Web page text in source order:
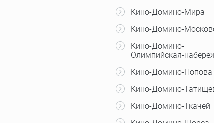
Кино-Домино-Мира
Кино-Домино-
Кино-Домино-
Олимпийская-
Кино-Домино-Попова
Кино-Домино-
Кино-Домино-Ткачей